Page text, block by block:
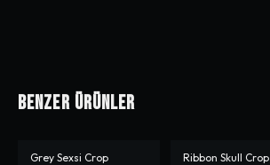
Benzer Ürünler
-%50
Grey Sexsi Crop -%14
Ribbon Skull Crop